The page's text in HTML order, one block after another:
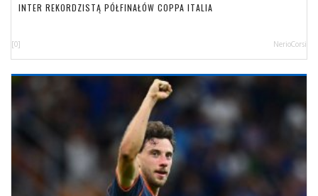
INTER REKORDZISTĄ PÓŁFINAŁÓW COPPA ITALIA
[0] NerioCorsi